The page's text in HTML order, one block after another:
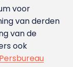
voor
van derden
van de
ook